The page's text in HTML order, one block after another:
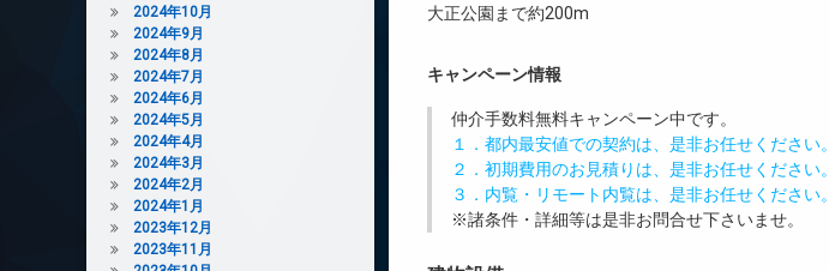
大正公園まで約200m
キャンペーン情報
仲介手数料無料キャンペーン中です。
１．都内最安値での契約は、是非お任せください。
２．初期費用のお見積りは、是非お任せください。
３．内覧・リモート内覧は、是非お任せください。
※諸条件・詳細等は是非お問合せ下さいませ。
2024年10月
2024年9月
2024年8月
2024年7月
2024年6月
2024年5月
2024年4月
2024年3月
2024年2月
2024年1月
2023年12月
2023年11月